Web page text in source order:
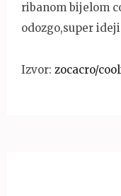
ribanom bijelom
odozgo,super
Izvor: zocacro/